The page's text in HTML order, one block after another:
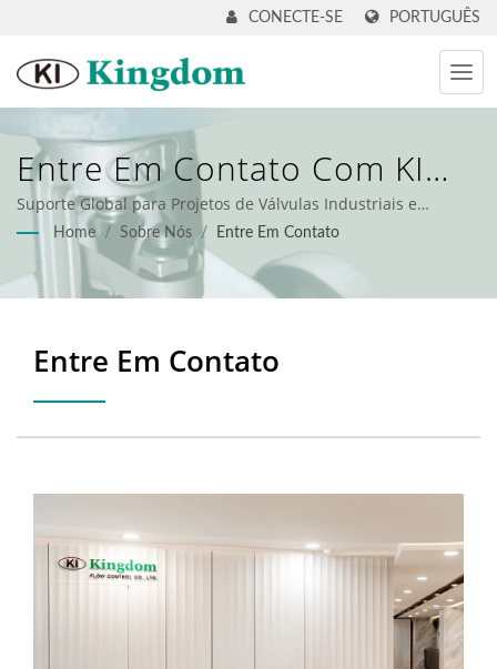
PORTUGUÊS
CONECTE-SE
Entre Em Contato Com KI
Kingdom | Fornecedor
Global De Válvulas
Industriais
Suporte Global para Projetos de Válvulas Industriais e
Controle de Fluxo
Home / Sobre Nós / Entre Em Contato
Entre Em Contato